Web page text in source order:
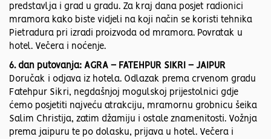
predstavlja i grad u gradu. Za kraj dana posjet radionici
mramora kako biste vidjeli na koji način se koristi tehnika
Pietradura pri izradi proizvoda od mramora. Povratak u
hotel. Večera i noćenje.
6. dan putovanja: AGRA – FATEHPUR SIKRI – JAIPUR
Doručak i odjava iz hotela. Odlazak prema crvenom gradu
Fatehpur Sikri, negdašnjoj mogulskoj prijestolnici gdje
ćemo posjetiti najveću atrakciju, mramornu grobnicu šeika
Salim Christija, zatim džamiju i ostale znamenitosti. Vožnja
prema jaipuru te po dolasku, prijava u hotel. Večera i